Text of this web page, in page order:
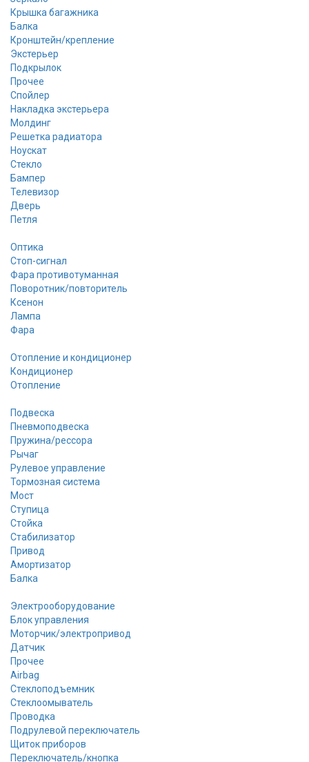
Крышка багажника
Балка
Кронштейн/крепление
Экстерьер
Подкрылок
Прочее
Спойлер
Накладка экстерьера
Молдинг
Решетка радиатора
Ноускат
Стекло
Бампер
Телевизор
Дверь
Петля
Оптика
Стоп-сигнал
Фара противотуманная
Поворотник/повторитель
Ксенон
Лампа
Фара
Отопление и кондиционер
Кондиционер
Отопление
Подвеска
Пневмоподвеска
Пружина/рессора
Рычаг
Рулевое управление
Тормозная система
Мост
Ступица
Стойка
Стабилизатор
Привод
Амортизатор
Балка
Электрооборудование
Блок управления
Моторчик/электропривод
Датчик
Прочее
Airbag
Стеклоподъемник
Стеклоомыватель
Проводка
Подрулевой переключатель
Щиток приборов
Переключатель/кнопка